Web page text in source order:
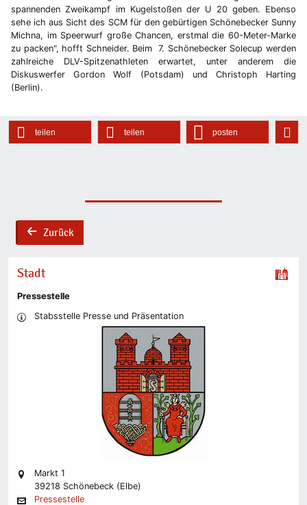
spannenden Zweikampf im Kugelstoßen der U 20 geben. Ebenso
sehe ich aus Sicht des SCM für den gebürtigen Schönebecker Sunny
Michna, im Speerwurf große Chancen, erstmal die 60-Meter-Marke
zu packen", hofft Schneider. Beim 7. Schönebecker Solecup werden
zahlreiche DLV-Spitzenathleten erwartet, unter anderem die
Diskuswerfer Gordon Wolf (Potsdam) und Christoph Harting
(Berlin).
teilen teilen posten
backZurück
Stadt
Pressestelle
Stabsstelle Presse und Präsentation
Markt 1
39218 Schönebeck (Elbe)
Pressestelle